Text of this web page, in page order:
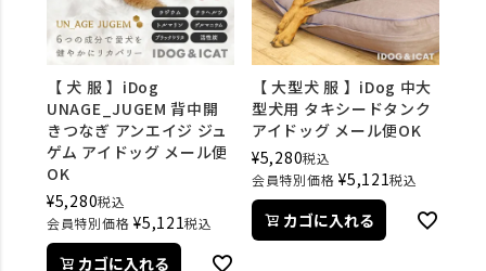
【 犬 服 】iDog
UNAGE_JUGEM 背中開
きつなぎ アンエイジ ジュ
ゲム アイドッグ メール便
OK
¥5,280税込
会員特別価格 ¥5,121税込
カゴに入れる
【 大型犬 服 】iDog 中大
型犬用 タキシードタンク
アイドッグ メール便OK
¥5,280税込
会員特別価格 ¥5,121税込
カゴに入れる